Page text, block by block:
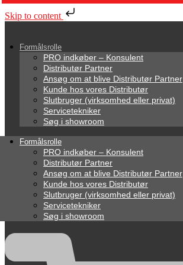
Skip to content
Formålsrolle
PRO indkøber – Konsulent
Distributør Partner
Ansøg om at blive Distributør Partner
Kunde hos vores Distributør
Slutbruger (virksomhed eller privat)
Servicetekniker
Søg i showroom
Formålsrolle
PRO indkøber – Konsulent
Distributør Partner
Ansøg om at blive Distributør Partner
Kunde hos vores Distributør
Slutbruger (virksomhed eller privat)
Servicetekniker
Søg i showroom